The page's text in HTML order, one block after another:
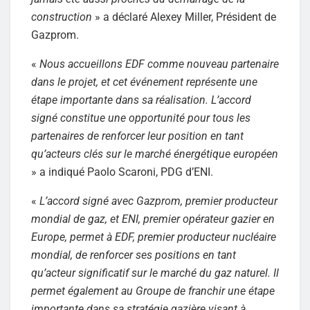
construction » a déclaré Alexey Miller, Président de
Gazprom.
« Nous accueillons EDF comme nouveau partenaire
dans le projet, et cet événement représente une
étape importante dans sa réalisation. L’accord
signé constitue une opportunité pour tous les
partenaires de renforcer leur position en tant
qu’acteurs clés sur le marché énergétique européen
» a indiqué Paolo Scaroni, PDG d’ENI.
« L’accord signé avec Gazprom, premier producteur
mondial de gaz, et ENI, premier opérateur gazier en
Europe, permet à EDF, premier producteur nucléaire
mondial, de renforcer ses positions en tant
qu’acteur significatif sur le marché du gaz naturel. Il
permet également au Groupe de franchir une étape